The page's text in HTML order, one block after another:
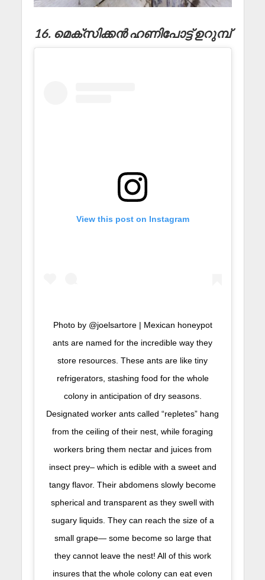
16. മെക്സിക്കൻ ഹണിപോട്ട് ഉറുമ്പ്
View this post on Instagram
Photo by @joelsartore | Mexican honeypot
ants are named for the incredible way they
store resources. These ants are like tiny
refrigerators, stashing food for the whole
colony in anticipation of dry seasons.
Designated worker ants called “repletes” hang
from the ceiling of their nest, while foraging
workers bring them nectar and juices from
insect prey– which is edible with a sweet and
tangy flavor. Their abdomens slowly become
spherical and transparent as they swell with
sugary liquids. They can reach the size of a
small grape— some become so large that
they cannot leave the nest! All of this work
insures that the whole colony can eat even